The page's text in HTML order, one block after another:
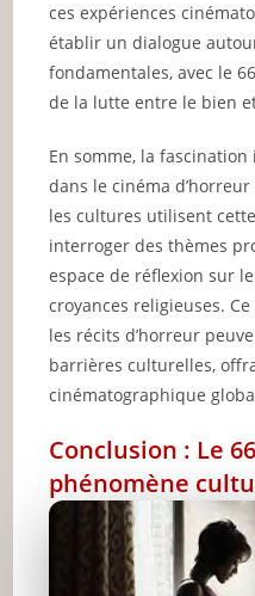
ces expériences
établir un dialogue
fondamentales, avec le
de la lutte entre le bien
En somme, la
dans le cinéma
les cultures utilisent
interroger des thèmes
espace de réflexion sur
croyances religieuses.
les récits d’horreur
barrières culturelles,
cinématographique
Conclusion : Le
phénomène